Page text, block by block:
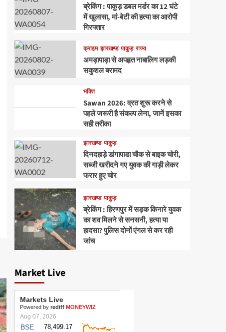
ब्रेकिंग : पाकुड़ डबल मर्डर का 12 घंटे
में खुलासा, मां-बेटी की हत्या का आरोपी
गिरफ्तार
क्राइम झारखण्ड पाकुड़ राज्य
अमड़ापाड़ा से अपहृत नाबालिग लड़की
सकुशल बरामद
भक्ति
Sawan 2026: व्रत शुरू करने से
पहले जरूरी है संकल्प लेना, जानें इसका
सही तरीका
झारखण्ड पाकुड़
दिनदहाड़े डांगापाडा चौक से बाइक चोरी,
सब्जी खरीदने गए युवक की गाड़ी लेकर
फरार हुए चोर
झारखण्ड पाकुड़
ब्रेकिंग : हिरणपुर में सड़क किनारे युवक
का शव मिलने से सनसनी, हत्या या
हादसा? पुलिस दोनों एंगल से कर रही
जांच
Market Live